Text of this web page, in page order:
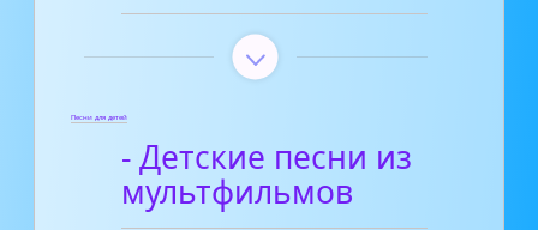
Песни для детей
- Детские песни из
мультфильмов